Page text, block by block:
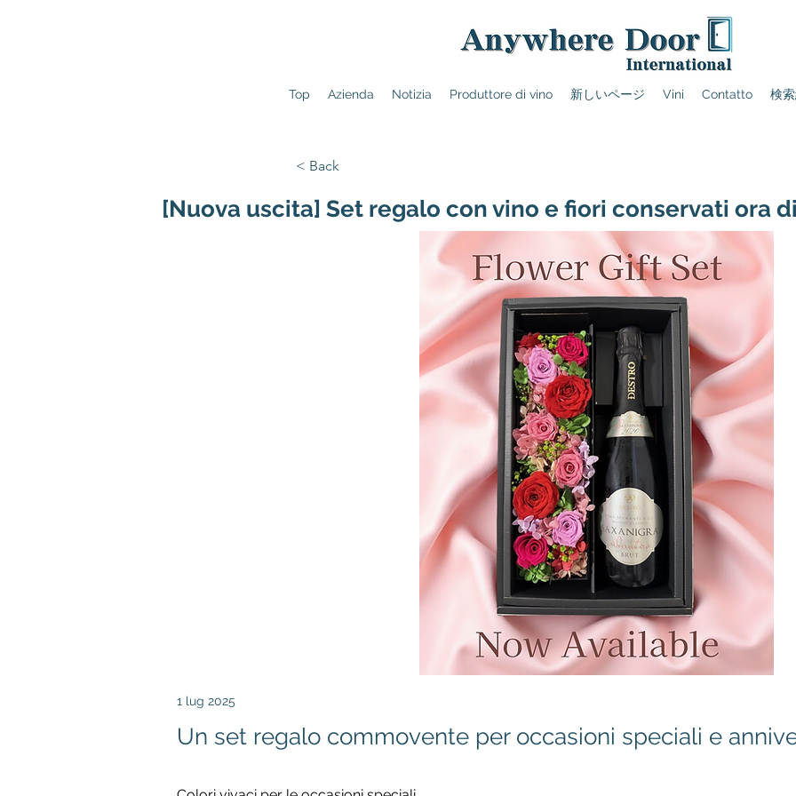
Top Azienda Notizia Produttore di vino 新しいページ Vini Contatto 検
< Back
[Nuova uscita] Set regalo con vino e fiori conservati ora
1 lug 2025
Un set regalo commovente per occasioni speciali e